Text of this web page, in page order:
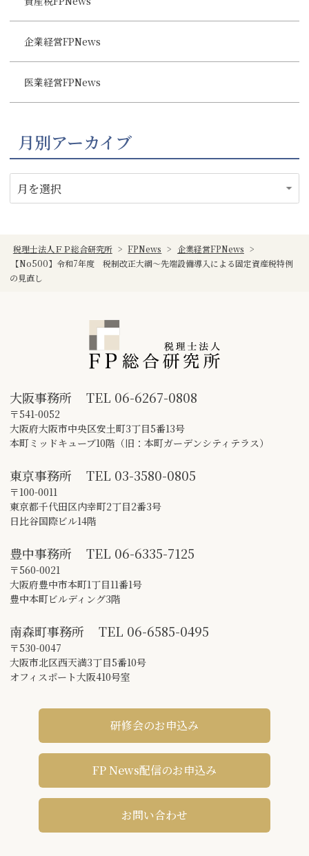
企業経営FPNews
医業経営FPNews
月別アーカイブ
税理士法人ＦＰ総合研究所 > FPNews > 企業経営FPNews >
【No500】令和7年度 税制改正大綱～先端設備導入による固定資産税特例
の見直し
大阪事務所 TEL 06-6267-0808
〒541-0052
大阪府大阪市中央区安土町3丁目5番13号
本町ミッドキューブ10階（旧：本町ガーデンシティテラス）
東京事務所 TEL 03-3580-0805
〒100-0011
東京都千代田区内幸町2丁目2番3号
日比谷国際ビル14階
豊中事務所 TEL 06-6335-7125
〒560-0021
大阪府豊中市本町1丁目11番1号
豊中本町ビルディング3階
南森町事務所 TEL 06-6585-0495
〒530-0047
大阪市北区西天満3丁目5番10号
オフィスポート大阪410号室
研修会のお申込み
FP News配信のお申込み
お問い合わせ